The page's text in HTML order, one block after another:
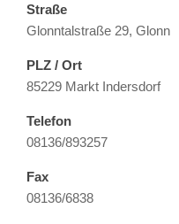
Straße
Glonntalstraße 29, Glonn
PLZ / Ort
85229 Markt Indersdorf
Telefon
08136/893257
Fax
08136/6838